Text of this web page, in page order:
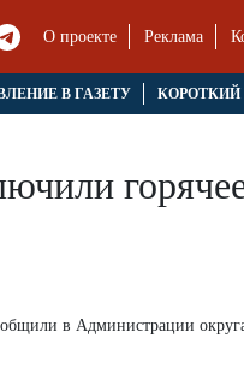
О проекте Реклама
В ГАЗЕТУ КОРОТКИЙ
в Администрации